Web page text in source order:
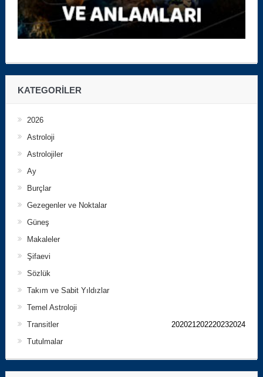
KATEGORILER
2026
Astroloji
Astrolojiler
Ay
Burçlar
Gezegenler ve Noktalar
Güneş
Makaleler
Şifaevi
Sözlük
Takım ve Sabit Yıldızlar
Temel Astroloji
Transitler
202021202220232024
Tutulmalar